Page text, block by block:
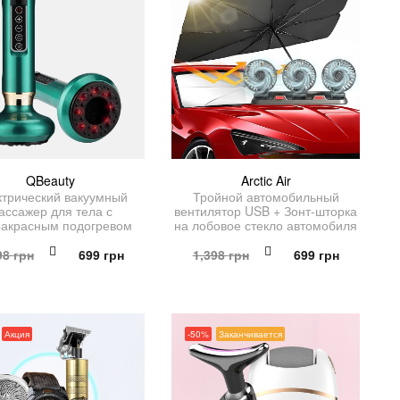
QBeauty
вакуумный
для тела с
подогревом
грн
Первоначальная
699 грнТекущая
Arctic Air
Тройной автомобильный
вентилятор USB + Зонт-шторка
на лобовое стекло автомобиля
1,398грн
Первоначальная
699 грнТекущая
Акция -50% Заканчивается